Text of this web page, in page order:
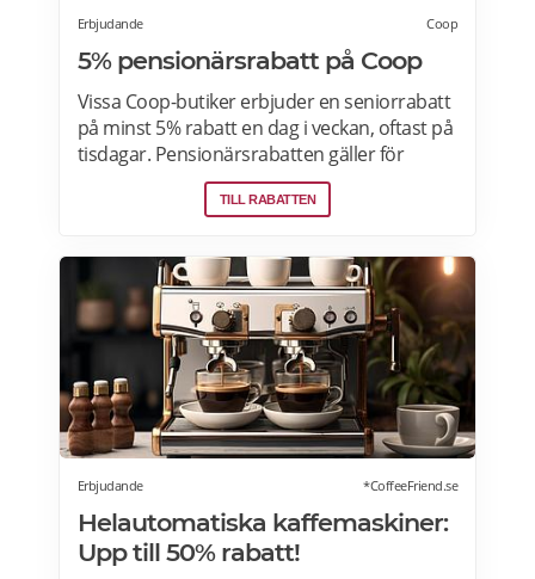
Erbjudande Coop
5% pensionärsrabatt på Coop
Vissa Coop-butiker erbjuder en seniorrabatt
på minst 5% rabatt en dag i veckan, oftast på
tisdagar. Pensionärsrabatten gäller för
medlemmar som är 65 år eller äldre enbart
vid köp i fysiska Coop-butiker. Rabatt ges på
din Coop-butik för mer information. Gäller
endast ordinarie priser och kan inte
kombineras med andra rabatter. Läs mer
om pensionärsrabatter på Coop här.
TILL RABATTEN
Erbjudande *CoffeeFriend.se
Helautomatiska kaffemaskiner:
Upp till 50% rabatt!